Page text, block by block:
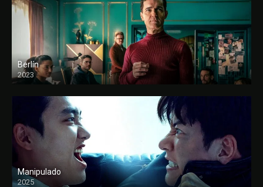
Berlín
2023
Manipulado
2025